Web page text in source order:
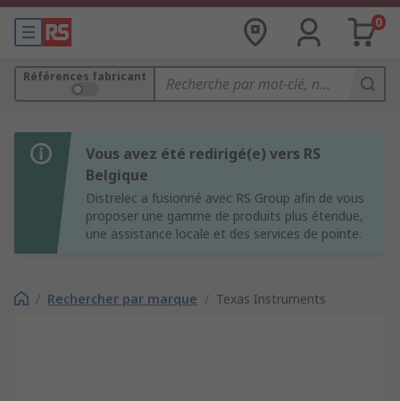
0
Références fabricant
Vous avez été redirigé(e) vers RS
Belgique
Distrelec a fusionné avec RS Group afin de vous
proposer une gamme de produits plus étendue,
une assistance locale et des services de pointe.
/ Rechercher par marque / Texas Instruments